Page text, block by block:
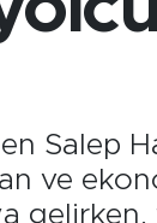
Salep
ve
gelirken,